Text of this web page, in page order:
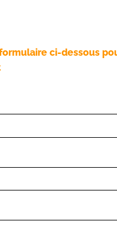
ci-dessous